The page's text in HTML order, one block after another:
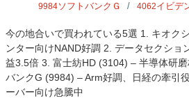
9984ソフトバンクＧ 4062イビデ
今の地合いで買われている5選 1. キオク
ンター向けNAND好調 2. データセクショ
益3.5倍 3. 富士紡HD (3104) – 半導体研
バンクG (9984) – Arm好調、日経の牽引
ーバー向け急騰中